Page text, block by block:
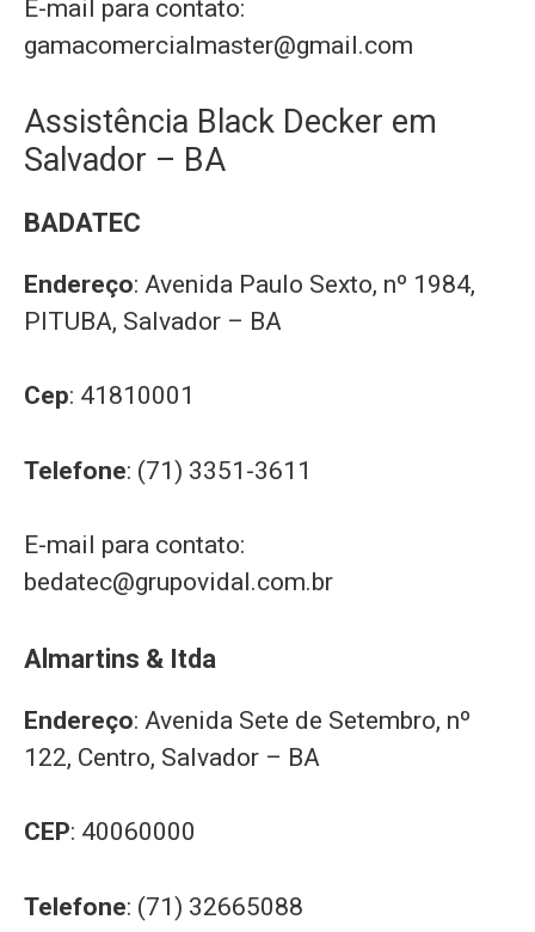
E-mail para contato:
gamacomercialmaster@gmail.com
Assistência Black Decker em
Salvador – BA
BADATEC
Endereço: Avenida Paulo Sexto, nº 1984,
PITUBA, Salvador – BA
Cep: 41810001
Telefone: (71) 3351-3611
E-mail para contato:
bedatec@grupovidal.com.br
Almartins & Itda
Endereço: Avenida Sete de Setembro, nº
122, Centro, Salvador – BA
CEP: 40060000
Telefone: (71) 32665088